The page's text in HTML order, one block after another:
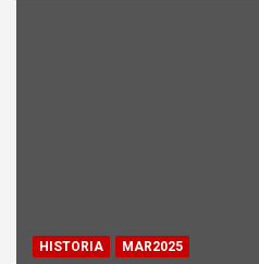
HISTORIA MAR2025